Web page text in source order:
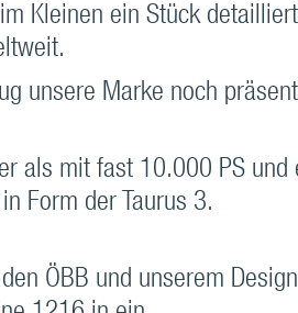
Kleinen ein Stück
unsere Marke noch
als mit fast 10.000 PS und
Form der Taurus 3.
ÖBB und unserem